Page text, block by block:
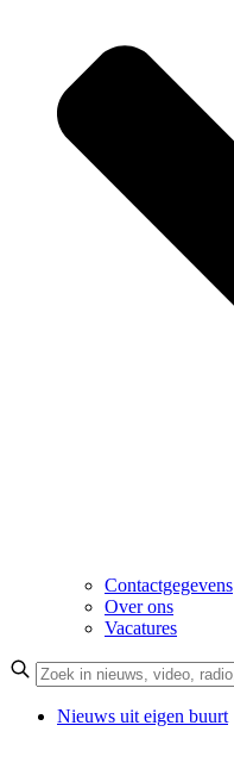
Contactgegevens
Over ons
Vacatures
Nieuws uit eigen buurt